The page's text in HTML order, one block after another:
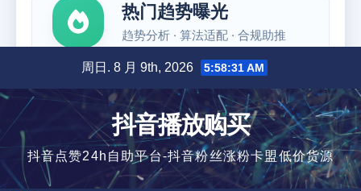
容
周日. 8 月 9th, 2026 5:58:32 AM
抖音播放购买
抖音点赞24h自助平台-抖音粉丝涨粉卡盟低价货源